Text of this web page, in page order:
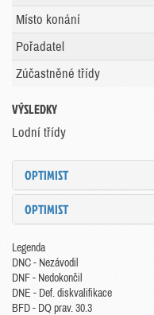
Místo konání
Pořadatel
Zúčastněné třídy
VÝSLEDKY
Lodní třídy
OPTIMIST
OPTIMIST
Legenda
DNC - Nezávodil
DNF - Nedokončil
DNE - Def. diskvalifikace
BFD - DQ prav. 30.3